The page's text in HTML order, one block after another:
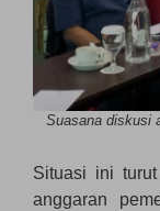
Suasana diskusi
Situasi ini
anggaran